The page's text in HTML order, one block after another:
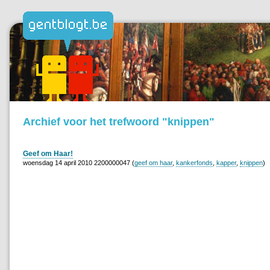
Archief voor het trefwoord "knippen"
Geef om Haar!
woensdag 14 april 2010 2200000047 (geef om haar, kankerfonds kapper, knippen)